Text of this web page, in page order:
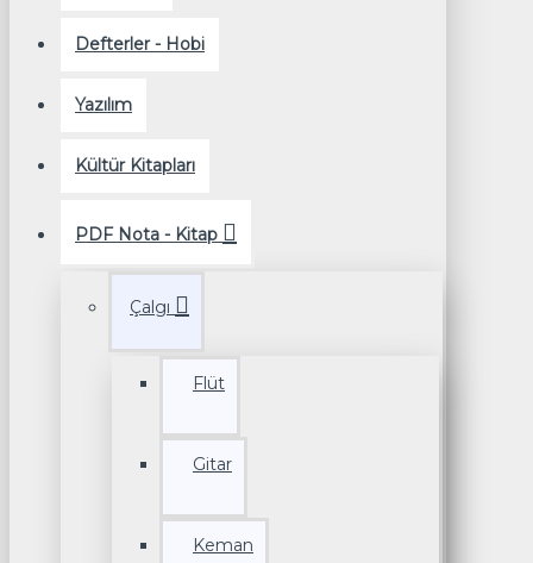
Defterler - Hobi
Yazılım
Kültür Kitapları
PDF Nota - Kitap
Çalgı
Flüt
Gitar
Keman